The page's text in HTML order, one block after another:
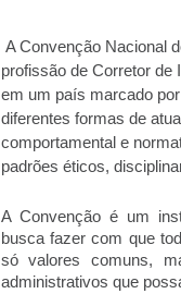
A Convenção Nacional
profissão de Corretor de
em um país marcado
diferentes formas de
comportamental e
padrões éticos,
A Convenção é um
busca fazer com que
só valores comuns,
administrativos que